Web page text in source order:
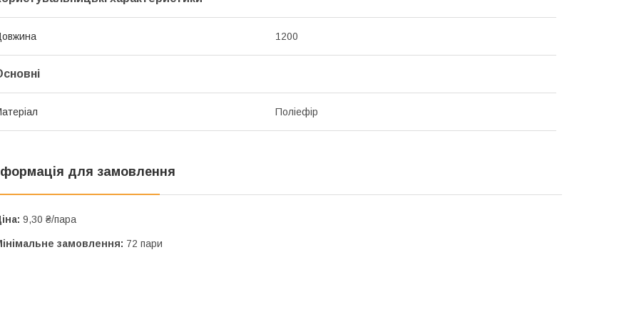
1200
Поліефір
для замовлення
9,30 ₴/пара
замовлення: 72 пари